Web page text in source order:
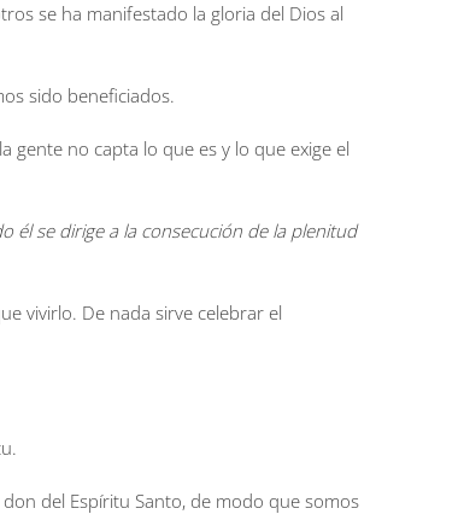
se ha manifestado la gloria del Dios al
sido beneficiados.
gente no capta lo que es y lo que exige el
él se dirige a la consecución de la plenitud
vivirlo. De nada sirve celebrar el
del Espíritu Santo, de modo que somos